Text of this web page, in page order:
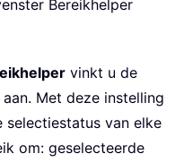
Bereikhelper
vinkt u de
aan. Met deze instelling
van elke
om: geselecteerde